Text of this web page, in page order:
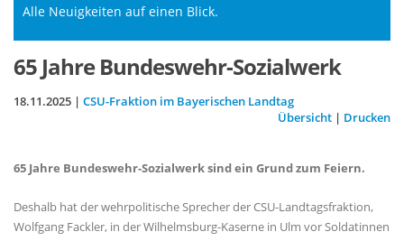
Alle Neuigkeiten auf einen Blick.
65 Jahre Bundeswehr-Sozialwerk
18.11.2025 | CSU-Fraktion im Bayerischen Landtag
Übersicht | Drucken
65 Jahre Bundeswehr-Sozialwerk sind ein Grund zum Feiern.
Deshalb hat der wehrpolitische Sprecher der CSU-Landtagsfraktion,
Wolfgang Fackler, in der Wilhelmsburg-Kaserne in Ulm vor Soldatinnen